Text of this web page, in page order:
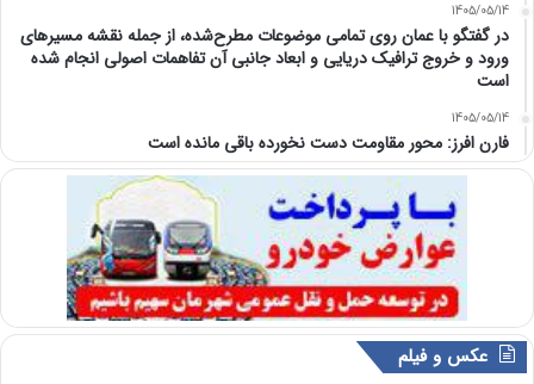
1405/05/14
در گفتگو با عمان روی تمامی موضوعات مطرح‌شده، از جمله نقشه مسیرهای
ورود و خروج ترافیک دریایی و ابعاد جانبی آن تفاهمات اصولی انجام شده
است
1405/05/14
فارن افرز: محور مقاومت دست نخورده باقی مانده است
عکس و فیلم